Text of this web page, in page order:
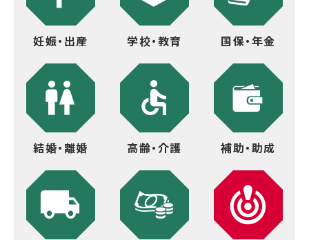
妊娠・出産 学校・教育 国保・年金
結婚・離婚 高齢・介護 補助・助成